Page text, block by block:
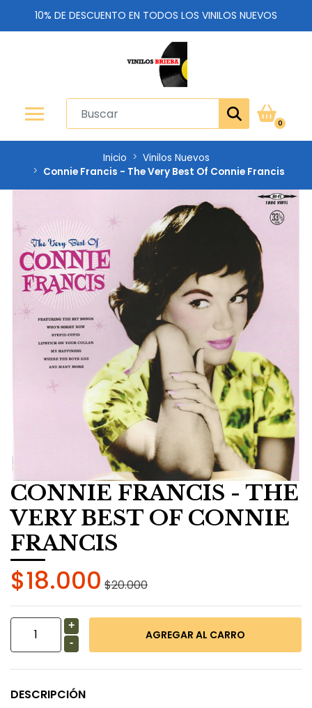
10% DE DESCUENTO EN TODOS LOS VINILOS NUEVOS
0
Inicio
Vinilos Nuevos
Connie Francis - The Very Best Of Connie Francis
CONNIE FRANCIS - THE
VERY BEST OF CONNIE
FRANCIS
$18.000 $20.000
+
-
DESCRIPCIÓN